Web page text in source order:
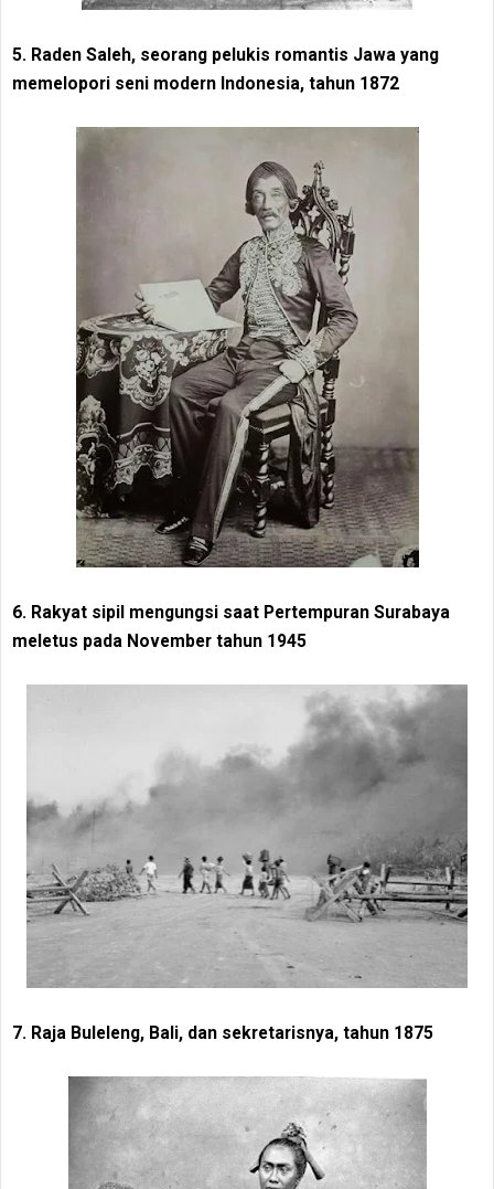
5. Raden Saleh, seorang pelukis romantis Jawa yang
memelopori seni modern Indonesia, tahun 1872
6. Rakyat sipil mengungsi saat Pertempuran Surabaya
meletus pada November tahun 1945
7. Raja Buleleng, Bali, dan sekretarisnya, tahun 1875